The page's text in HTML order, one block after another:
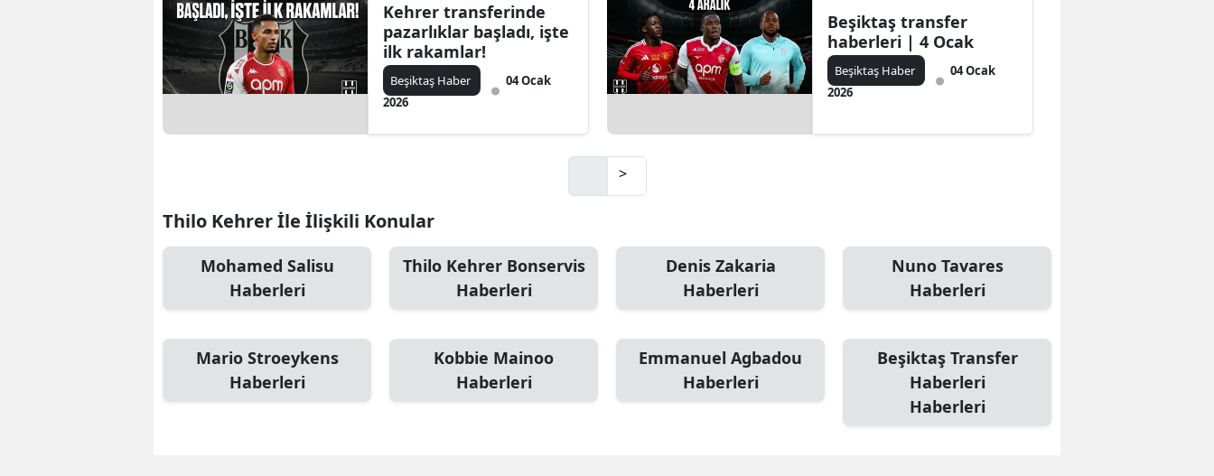
Kehrer transferinde
pazarlıklar başladı, işte
ilk rakamlar!
Beşiktaş Haber
04 Ocak
2026
Beşiktaş transfer
haberleri | 4 Ocak
Beşiktaş Haber
04 Ocak
2026
>
Thilo Kehrer İle İlişkili Konular
Mohamed Salisu
Haberleri
Thilo Kehrer Bonservis
Haberleri
Denis Zakaria
Haberleri
Nuno Tavares
Haberleri
Mario Stroeykens
Haberleri
Kobbie Mainoo
Haberleri
Emmanuel Agbadou
Haberleri
Beşiktaş Transfer
Haberleri
Haberleri